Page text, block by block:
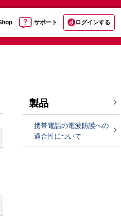
サポート ログインする
製品
携帯電話の電波防護への
適合性について